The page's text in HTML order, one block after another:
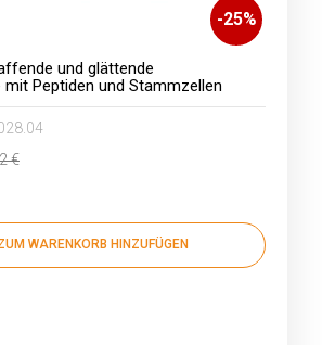
-25%
und glättende
Peptiden und Stammzellen
€
WARENKORB HINZUFÜGEN